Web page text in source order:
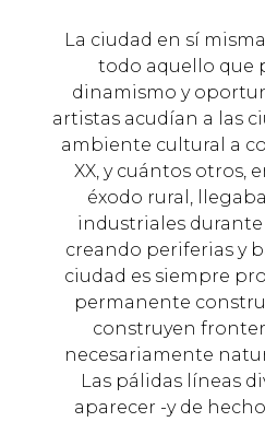
La ciudad en sí
todo aquello que
dinamismo y
artistas acudían a las
ambiente cultural a
XX, y cuántos otros,
éxodo rural,
industriales durante
creando periferias y
ciudad es siempre
permanente
construyen
necesariamente
Las pálidas líneas
aparecer -y de